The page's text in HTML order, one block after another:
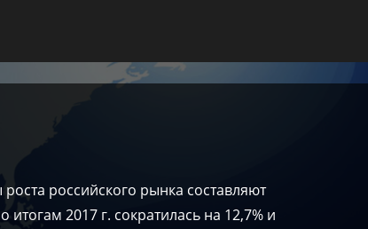
российского рынка составляют
2017 г. сократилась на 12,7% и